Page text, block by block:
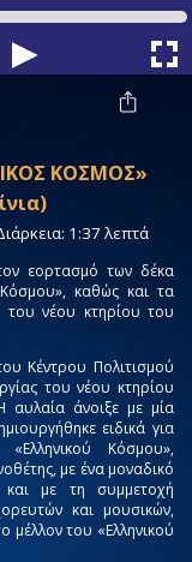
ΚΟΣΜΟΣ»
1:37 λεπτά
εορτασμό των δέκα
καθώς και τα
του νέου κτηρίου του
Κέντρου Πολιτισμού
του νέου κτηρίου
άνοιξε με μία
ειδικά για
Κόσμου»,
με ένα μοναδικό
και με τη συμμετοχή
και μουσικών,
του «Ελληνικού